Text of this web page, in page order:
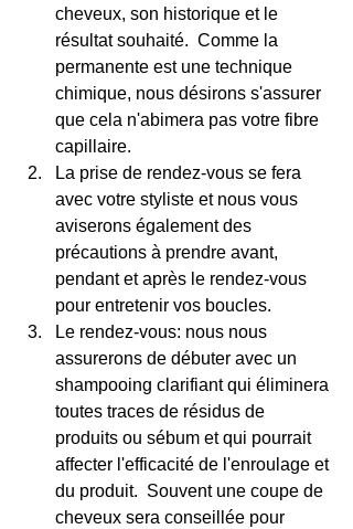
cheveux, son historique et le
résultat souhaité.  Comme la
permanente est une technique
chimique, nous désirons s'assurer
que cela n'abimera pas votre fibre
capillaire.
La prise de rendez-vous se fera
avec votre styliste et nous vous
aviserons également des
précautions à prendre avant,
pendant et après le rendez-vous
pour entretenir vos boucles.
Le rendez-vous: nous nous
assurerons de débuter avec un
shampooing clarifiant qui éliminera
toutes traces de résidus de
produits ou sébum et qui pourrait
affecter l'efficacité de l'enroulage et
du produit.  Souvent une coupe de
cheveux sera conseillée pour